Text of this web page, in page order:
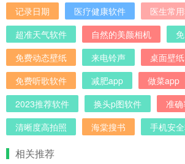
记录日期 医疗健康软件
医生常
超准天气软件
自然的美颜相机
免费动态壁纸
来电铃声 桌面壁纸
免费听歌软件
减肥app 做菜app
2023推荐软件
换头p图软件
准
清晰度高拍照
海棠搜书 手机安
相关推荐